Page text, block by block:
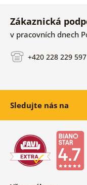
Zákaznická
v pracovních dnech
+420 228 229 597
Sledujte nás na